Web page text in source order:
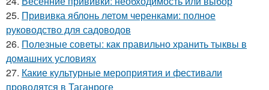
25. Прививка яблонь летом черенками: полное
руководство для садоводов
26. Полезные советы: как правильно хранить тыквы в
домашних условиях
27. Какие культурные мероприятия и фестивали
проводятся в Таганроге